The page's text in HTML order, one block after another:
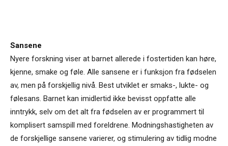
Sansene
Nyere forskning viser at barnet allerede i fostertiden kan høre,
kjenne, smake og føle. Alle sansene er i funksjon fra fødselen
av, men på forskjellig nivå. Best utviklet er smaks-, lukte- og
følesans. Barnet kan imidlertid ikke bevisst oppfatte alle
inntrykk, selv om det alt fra fødselen av er programmert til
komplisert samspill med foreldrene. Modningshastigheten av
de forskjellige sansene varierer, og stimulering av tidlig modne